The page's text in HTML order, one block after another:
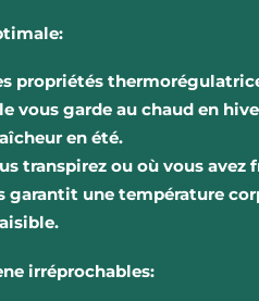
propriétés
vous garde au chaud en
en été.
transpirez ou où vous avez
garantit une température
irréprochables: